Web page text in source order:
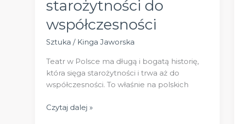
starożytności do
współczesności
Sztuka / Kinga Jaworska
Teatr w Polsce ma długą i bogatą historię,
która sięga starożytności i trwa aż do
współczesności. To właśnie na polskich
Teatr
Czytaj dalej »